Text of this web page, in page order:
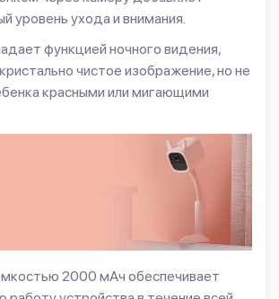
уровень ухода и внимания.
функцией ночного видения,
чистое изображение, но не
красными или мигающими
2000 мАч обеспечивает